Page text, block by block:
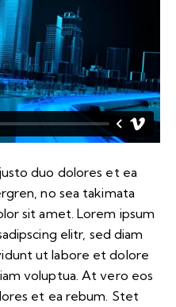
duo dolores et ea
no sea takimata
sit amet. Lorem ipsum
elitr, sed diam
ut labore et dolore
voluptua. At vero eos
et ea rebum. Stet